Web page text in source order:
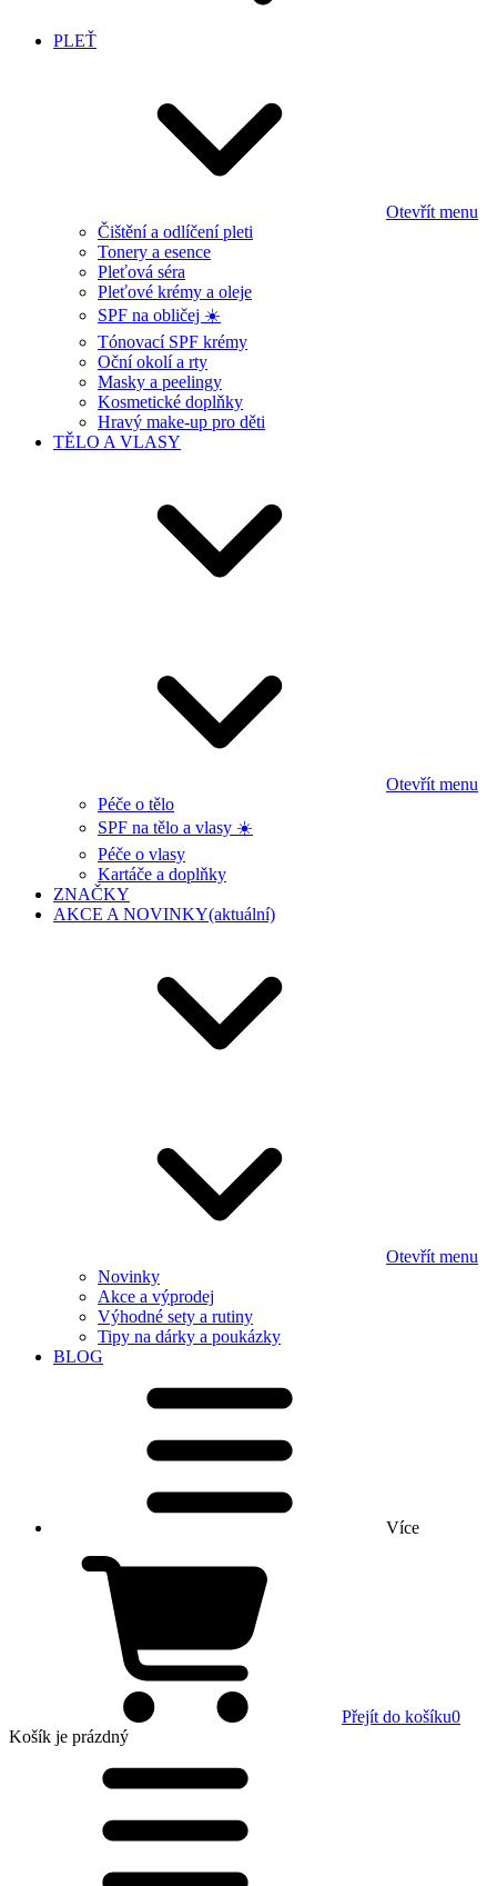
PLEŤ
Otevřít menu
Čištění a odlíčení pleti
Tonery a esence
Pleťová séra
Pleťové krémy a oleje
SPF na obličej ☀️
Tónovací SPF krémy
Oční okolí a rty
Masky a peelingy
Kosmetické doplňky
Hravý make-up pro děti
TĚLO A VLASY
Otevřít menu
Péče o tělo
SPF na tělo a vlasy ☀️
Péče o vlasy
Kartáče a doplňky
ZNAČKY
AKCE A NOVINKY(aktuální)
Otevřít menu
Novinky
Akce a výprodej
Výhodné sety a rutiny
Tipy na dárky a poukázky
BLOG
Více
Přejít do košíku0
Košík je prázdný